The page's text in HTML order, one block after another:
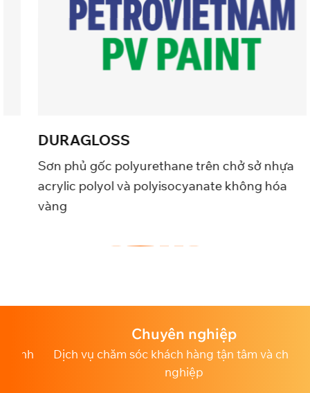
DURAGLOSS
Sơn phủ gốc polyurethane trên chở sở nhựa
acrylic polyol và polyisocyanate không hóa
vàng
Chuyên nghiệp
Dịch vụ chăm sóc khách hàng tận tâm và chuyên
nghiệp